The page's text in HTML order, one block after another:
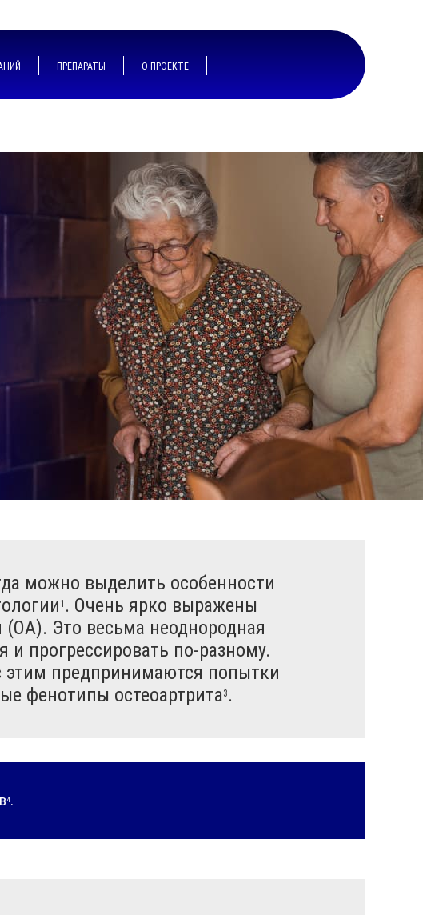
ПРЕПАРАТЫ О ПРОЕКТЕ
можно выделить особенности
1 . Очень ярко выражены
(ОА). Это весьма неоднородная
и прогрессировать по-разному.
этим предпринимаются попытки
фенотипы остеоартрита3 .
4.